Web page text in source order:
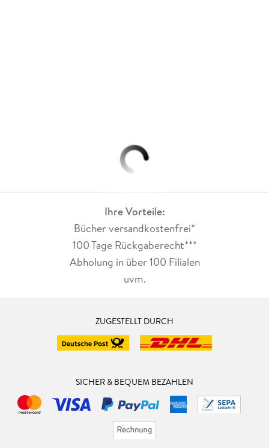
Ihre Vorteile:
Bücher versandkostenfrei*
100 Tage Rückgaberecht***
Abholung in über 100 Filialen
uvm.
ZUGESTELLT DURCH
SICHER & BEQUEM BEZAHLEN